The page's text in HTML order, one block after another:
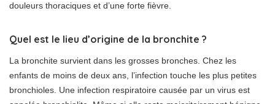
douleurs thoraciques et d’une forte fièvre.
Quel est le lieu d’origine de la bronchite ?
La bronchite survient dans les grosses bronches. Chez les
enfants de moins de deux ans, l’infection touche les plus petites
bronchioles. Une infection respiratoire causée par un virus est